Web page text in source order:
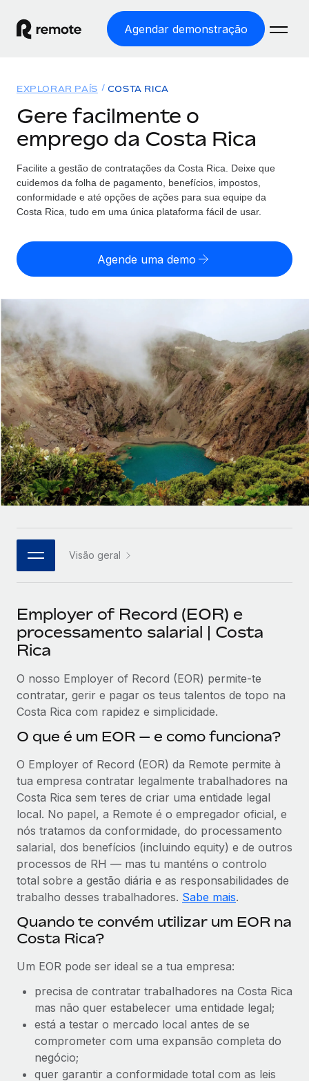
Agendar demonstração
EMPREGO GLOBAL
Processamento Salarial
Processamento salarial fácil e em conformidade
Employer of Record
entidades
SERVICES
Perguntar a um especialista
Obtenha apoio especializado em RH e
conformidade globais
Soluções
COBERTURA GLOBAL
Explorador de países
Encontra apoio para emprego global por país
Comparar a Remote
Veja como nos comparamos com os outros
Parceiros tecnológicos estratégicos
Integre os RH globais na sua plataforma de forma
flexível
CASE STUDIES
Preçário
English
Nederlands
Français
Deutsch
Español
Italiano
Português (Portugal)
日本語
한국어
中文（简体）
Início de sessão
EXPLORAR PAÍS COSTA RICA
Gere facilmente o
emprego da Costa Rica
Facilite a gestão de contratações da Costa Rica. Deixe que
cuidemos da folha de pagamento, benefícios, impostos,
conformidade e até opções de ações para sua equipe da
Costa Rica, tudo em uma única plataforma fácil de usar.
Agende uma demo
Visão geral
Employer of Record (EOR) e
processamento salarial | Costa
Rica
O nosso Employer of Record (EOR) permite-te
contratar, gerir e pagar os teus talentos de topo na
Costa Rica com rapidez e simplicidade.
O que é um EOR — e como funciona?
O Employer of Record (EOR) da Remote permite à
tua empresa contratar legalmente trabalhadores na
Costa Rica sem teres de criar uma entidade legal
local. No papel, a Remote é o empregador oficial, e
nós tratamos da conformidade, do processamento
salarial, dos benefícios (incluindo equity) e de outros
processos de RH — mas tu manténs o controlo
total sobre a gestão diária e as responsabilidades de
trabalho desses trabalhadores. Sabe mais.
Quando te convém utilizar um EOR na
Costa Rica?
Um EOR pode ser ideal se a tua empresa:
precisa de contratar trabalhadores na Costa Rica
mas não quer estabelecer uma entidade legal;
está a testar o mercado local antes de se
comprometer com uma expansão completa do
negócio;
quer garantir a conformidade total com as leis